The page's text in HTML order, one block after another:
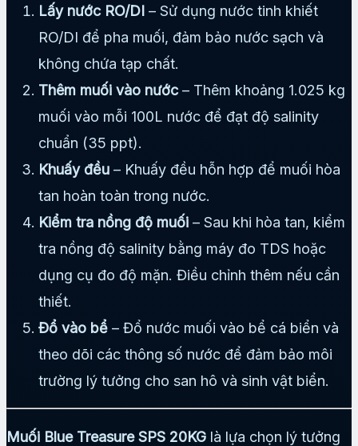
Lấy nước RO/DI – Sử dụng nước tinh khiết
RO/DI để pha muối, đảm bảo nước sạch và
không chứa tạp chất.
Thêm muối vào nước– Thêm khoảng 1.025 kg
muối vào mỗi 100L nước để đạt độ salinity
chuẩn (35 ppt).
Khuấy đều – Khuấy đều hỗn hợp để muối hòa
tan hoàn toàn trong nước.
Kiểm tra nồng độ muối – Sau khi hòa tan, kiểm
tra nồng độ salinity bằng máy đo TDS hoặc
dụng cụ đo độ mặn. Điều chỉnh thêm nếu cần
thiết.
Đổ vào bể – Đổ nước muối vào bể cá biển và
theo dõi các thông số nước để đảm bảo môi
trường lý tưởng cho san hô và sinh vật biển.
Muối Blue Treasure SPS 20KG là lựa chọn lý tưởng